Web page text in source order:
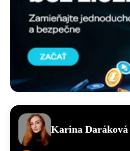
Karina Daráková